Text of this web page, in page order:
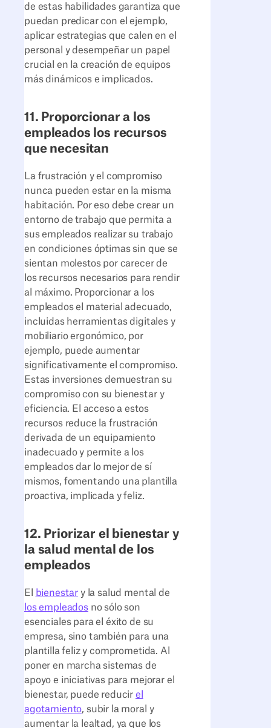
de estas habilidades garantiza que
puedan predicar con el ejemplo,
aplicar estrategias que calen en el
personal y desempeñar un papel
crucial en la creación de equipos
más dinámicos e implicados.
11. Proporcionar a los
empleados los recursos
que necesitan
La frustración y el compromiso
nunca pueden estar en la misma
habitación. Por eso debe crear un
entorno de trabajo que permita a
sus empleados realizar su trabajo
en condiciones óptimas sin que se
sientan molestos por carecer de
los recursos necesarios para rendir
al máximo. Proporcionar a los
empleados el material adecuado,
incluidas herramientas digitales y
mobiliario ergonómico, por
ejemplo, puede aumentar
significativamente el compromiso.
Estas inversiones demuestran su
compromiso con su bienestar y
eficiencia. El acceso a estos
recursos reduce la frustración
derivada de un equipamiento
inadecuado y permite a los
empleados dar lo mejor de sí
mismos, fomentando una plantilla
proactiva, implicada y feliz.
12. Priorizar el bienestar y
la salud mental de los
empleados
El bienestar y la salud mental de
los empleadosno sólo son
esenciales para el éxito de su
empresa, sino también para una
plantilla feliz y comprometida. Al
poner en marcha sistemas de
apoyo e iniciativas para mejorar el
bienestar, puede reducir el
agotamiento, subir la moral y
aumentar la lealtad, ya que los